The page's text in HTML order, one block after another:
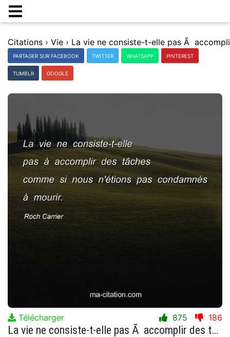
Citations › Vie ›
PARTAGER SUR FACEBOOK TWITTER WHATSAPP PINTEREST
TUMBLR GOOGLE
Télécharger 875 186
La vie ne consiste-t-elle pas Ã accomplir des tÃ¢ches comme si nous n'Ã©tions pas condamnÃ©s Ã mourir.